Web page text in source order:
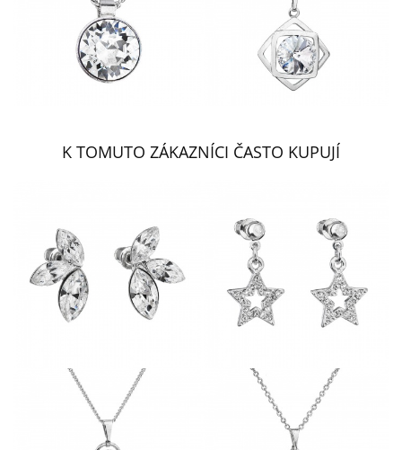
K TOMUTO ZÁKAZNÍCI ČASTO KUPUJÍ